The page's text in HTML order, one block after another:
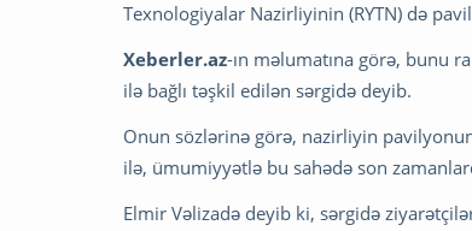
Texnologiyalar Nazirliyinin (RYTN) də
Xeberler.az-ın məlumatına görə, bunu
ilə bağlı təşkil edilən sərgidə deyib.
Onun sözlərinə görə, nazirliyin
ilə, ümumiyyətlə bu sahədə son
Elmir Vəlizadə deyib ki, sərgidə